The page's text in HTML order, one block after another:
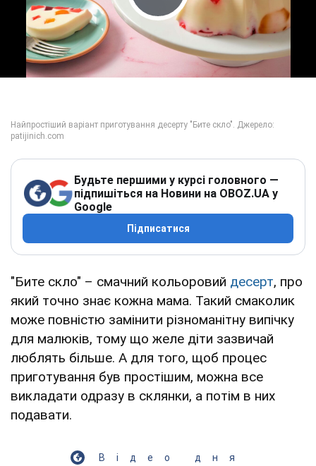
Play Video
Будьте першими у курсі головного —
підпишіться на Новини на OBOZ.UA у
Google
Підписатися
"Бите скло" – смачний кольоровий десерт, про
який точно знає кожна мама. Такий смаколик
може повністю замінити різноманітну випічку
для малюків, тому що желе діти зазвичай
люблять більше. А для того, щоб процес
приготування був простішим, можна все
викладати одразу в склянки, а потім в них
подавати.
Відео дня